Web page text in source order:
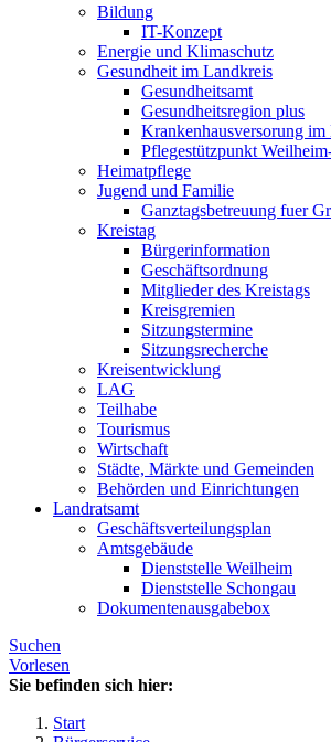
Bildung
IT-Konzept
Energie und Klimaschutz
Gesundheit im Landkreis
Gesundheitsamt
Gesundheitsregion plus
Krankenhausversorung im
Pflegestützpunkt
Heimatpflege
Jugend und Familie
Ganztagsbetreuung fuer
Kreistag
Bürgerinformation
Geschäftsordnung
Mitglieder des Kreistags
Kreisgremien
Sitzungstermine
Sitzungsrecherche
Kreisentwicklung
LAG
Teilhabe
Tourismus
Wirtschaft
Städte, Märkte und Gemeinden
Behörden und Einrichtungen
Landratsamt
Geschäftsverteilungsplan
Amtsgebäude
Dienststelle Weilheim
Dienststelle Schongau
Dokumentenausgabebox
Suchen
Vorlesen
Sie befinden sich hier:
Start